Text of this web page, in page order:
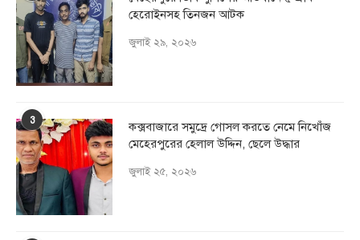
হেরোইনসহ তিনজন আটক
জুলাই ২৯, ২০২৬
3
কক্সবাজারে সমুদ্রে গোসল করতে নেমে নিখোঁজ
মেহেরপুরের হেলাল উদ্দিন, ছেলে উদ্ধার
জুলাই ২৫, ২০২৬